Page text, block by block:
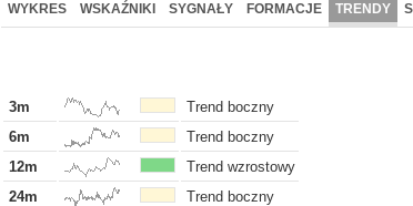
WYKRES WSKAŹNIKI SYGNAŁY FORMACJE TRENDY
3m
Trend boczny
6m
Trend boczny
12m
Trend wzrostowy
24m
Trend boczny